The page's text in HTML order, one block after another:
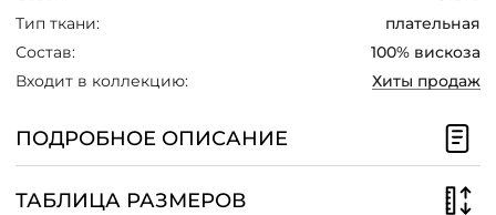
Тип ткани:
плательная
Состав:
100% вискоза
Входит в коллекцию:
Хиты продаж
ПОДРОБНОЕ ОПИСАНИЕ
ТАБЛИЦА РАЗМЕРОВ